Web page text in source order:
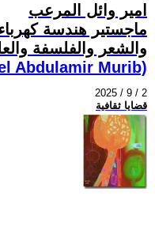
امير وائل المرعب
ماجستير هندسة
والشعر والفلسفة
Abdulamir Murib)
2025 / 9 / 2
قضايا ثقافية